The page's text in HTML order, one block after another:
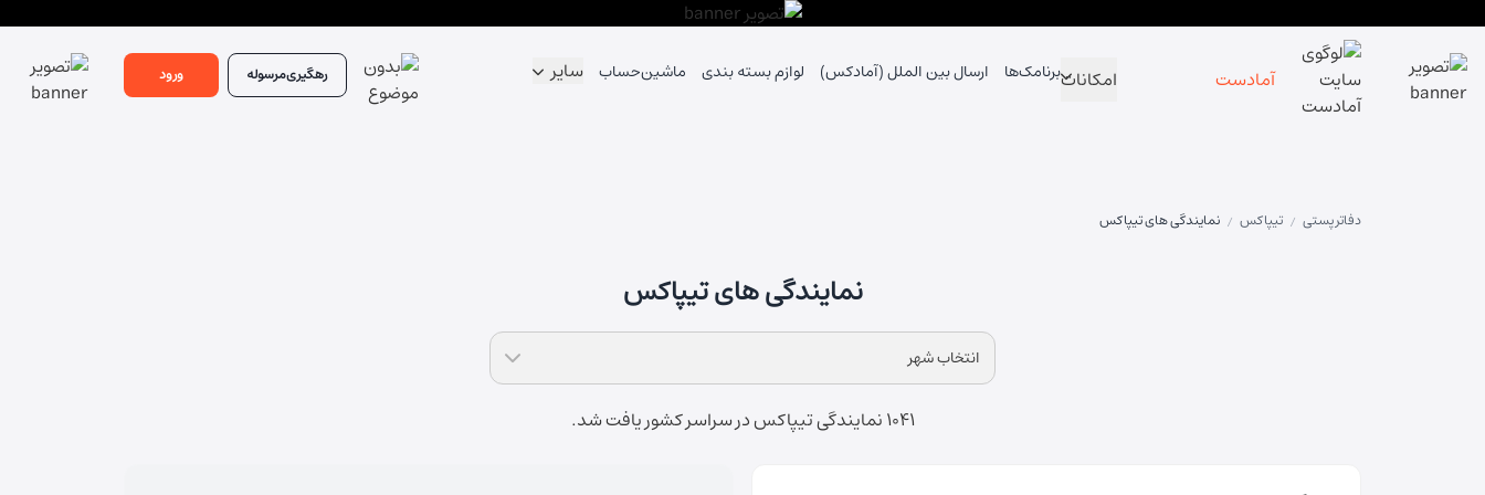
آمادست امکاناتبرنامک‌ها ارسال بین الملل (آمادکس) لوازم بسته بندی ماشین‌حساب سایر رهگیریمرسوله ورود
دفاتر پستی / تیپاکس / نمایندگی های تیپاکس
نمایندگی های تیپاکس
انتخاب شهر
1041 نمایندگی تیپاکس در سراسر کشور یافت شد.